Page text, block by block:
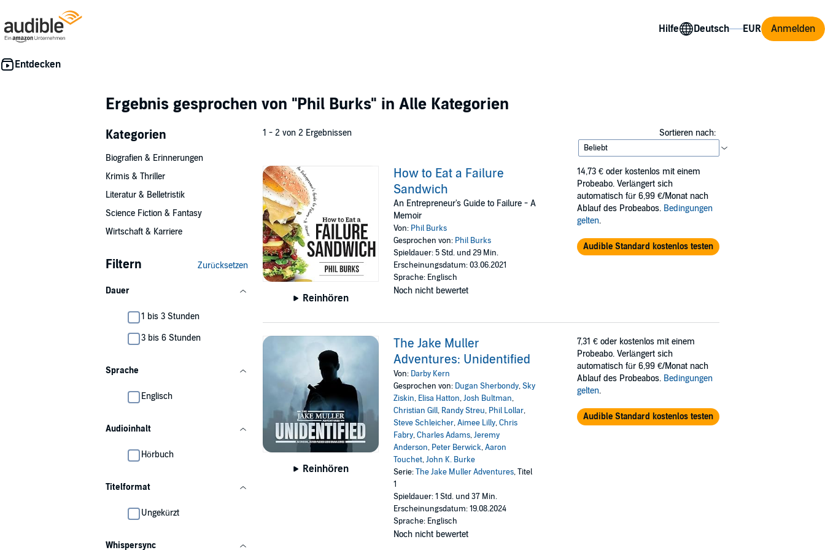
Hilfe Anmelden
Ergebnis gesprochen von "Phil Burks" in Alle Kategorien
Kategorien
Biografien & Erinnerungen
Krimis & Thriller
Literatur & Belletristik
Science Fiction & Fantasy
Wirtschaft & Karriere
Filtern Zurücksetzen
Dauer
1 bis 3 Stunden
3 bis 6 Stunden
Sprache
Englisch
Audioinhalt
Hörbuch
Titelformat
Ungekürzt
Whispersync
1 - 2 von 2 Ergebnissen Sortieren nach:
Reinhören
How to Eat a Failure
Sandwich
An Entrepreneur's Guide to Failure - A
Memoir
Von: Phil Burks
Gesprochen von: Phil Burks
Spieldauer: 5 Std. und 29 Min.
Erscheinungsdatum: 03.06.2021
Sprache: Englisch
Noch nicht bewertet
14,73 € oder kostenlos mit einem
Probeabo. Verlängert sich
automatisch für 6,99 €/Monat nach
Ablauf des Probeabos. Bedingungen
gelten.
Audible Standard kostenlos testen
Reinhören
The Jake Muller
Adventures: Unidentified
Von: Darby Kern
Gesprochen von: Dugan Sherbondy,Sky
Ziskin, Elisa Hatton,Josh Bultman,
Christian Gill, Randy Streu, Phil Lollar,
Steve Schleicher,Aimee Lilly,Chris
Fabry,Charles Adams,Jeremy
Anderson, Peter Berwick,Aaron
Touchet,John K. Burke
Serie:The Jake Muller Adventures, Titel
1
Spieldauer: 1 Std. und 37 Min.
Erscheinungsdatum: 19.08.2024
Sprache: Englisch
Noch nicht bewertet
7,31 € oder kostenlos mit einem
Probeabo. Verlängert sich
automatisch für 6,99 €/Monat nach
Ablauf des Probeabos. Bedingungen
gelten.
Audible Standard kostenlos testen